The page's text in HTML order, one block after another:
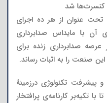
کنسرت‌ها شد
گزارشی تحت عنوان از هر ده اجرای
آن با مایداس صدابرداری
صدابرداری زنده برای
صنعت را به اثبات رساند.
پیشرفت تکنولوژی درزمینهٔ
تکیه‌بر کارنامه‌ی پرافتخار